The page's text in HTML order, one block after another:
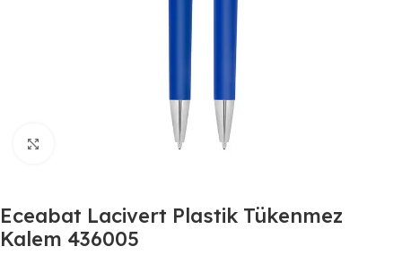
Büyütmek için tıklayın
Eceabat Lacivert Plastik Tükenmez
Kalem 436005